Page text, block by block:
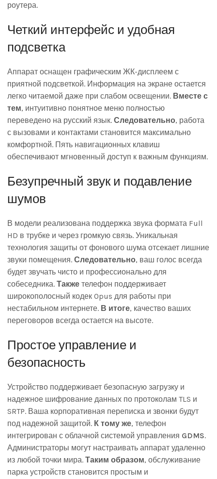
роутера.
Четкий интерфейс и удобная
подсветка
Аппарат оснащен графическим ЖК-дисплеем с
приятной подсветкой. Информация на экране остается
легко читаемой даже при слабом освещении. Вместе с
тем, интуитивно понятное меню полностью
переведено на русский язык. Следовательно, работа
с вызовами и контактами становится максимально
комфортной. Пять навигационных клавиш
обеспечивают мгновенный доступ к важным функциям.
Безупречный звук и подавление
шумов
В модели реализована поддержка звука формата Full
HD в трубке и через громкую связь. Уникальная
технология защиты от фонового шума отсекает лишние
звуки помещения. Следовательно, ваш голос всегда
будет звучать чисто и профессионально для
собеседника. Также телефон поддерживает
широкополосный кодек Opus для работы при
нестабильном интернете. В итоге, качество ваших
переговоров всегда остается на высоте.
Простое управление и
безопасность
Устройство поддерживает безопасную загрузку и
надежное шифрование данных по протоколам TLS и
SRTP. Ваша корпоративная переписка и звонки будут
под надежной защитой. К тому же, телефон
интегрирован с облачной системой управления GDMS.
Администраторы могут настраивать аппарат удаленно
из любой точки мира. Таким образом, обслуживание
парка устройств становится простым и